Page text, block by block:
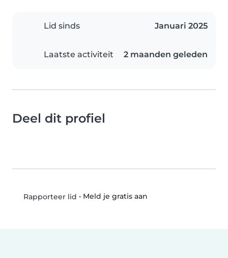
Lid sinds Januari 2025
Laatste activiteit 2 maanden geleden
Deel dit profiel
Rapporteer lid • Meld je gratis aan